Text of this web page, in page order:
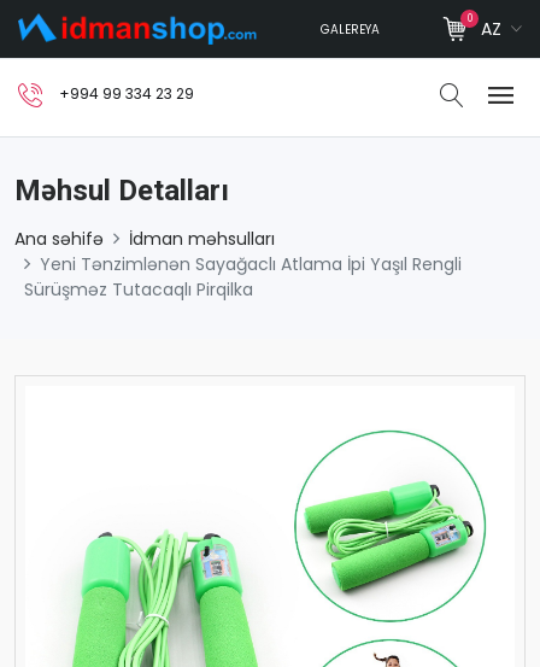
GALEREYA
0 AZ
+994 99 334 23 29
Məhsul Detalları
Ana səhifə
İdman məhsulları
Yeni Tənzimlənən Sayağaclı Atlama İpi Yaşıl Rengli
Sürüşməz Tutacaqlı Pirqilka